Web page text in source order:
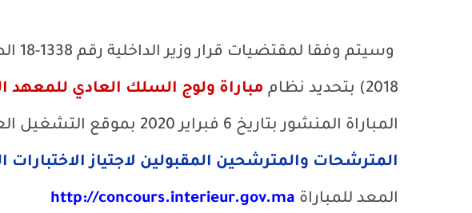
2018) بتحديد نظام مباراة ولوج السلك العادي للمعهد
المباراة المنشور بتاريخ 6 فبراير 2020 بموقع التشغيل العمومي وبالجرائد الوطنية، إشعار
المترشحات والمترشحين المقبولين لاجتياز الاختبارات
المعد للمباراة http://concours.interieur.gov.ma